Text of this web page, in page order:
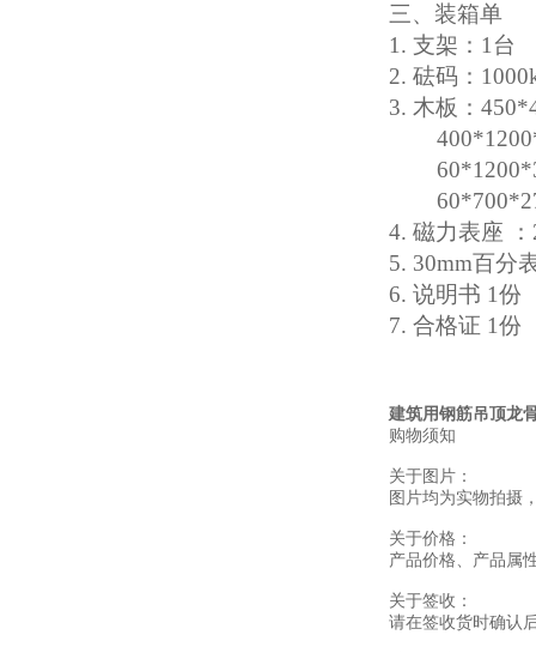
三、 装箱单
1. 支架： 1台
2. 砝码：
3. 木板：
4. 磁力表座
5. 30mm百分
6. 说明书 1份
7. 合格证 1份
建筑用钢筋吊顶龙
购物须知
关于图片：
图片均为实物拍摄
关于价格：
产品价格、产品属
关于签收：
请在签收货时确认